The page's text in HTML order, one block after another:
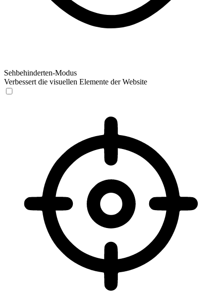
Sehbehinderten-Modus
Verbessert die visuellen Elemente der Website